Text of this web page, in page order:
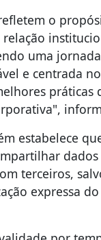
o
uma
e centrada
práticas
estabelece
dados
terceiros,
expressa